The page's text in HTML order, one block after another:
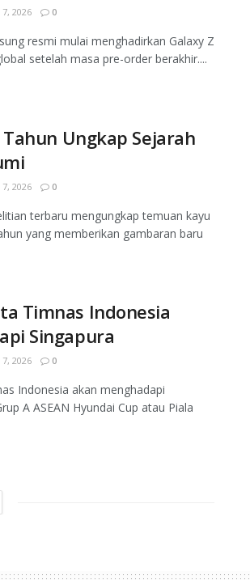
2026 0
resmi mulai menghadirkan Galaxy Z
setelah masa pre-order berakhir....
Tahun Ungkap Sejarah
2026 0
terbaru mengungkap temuan kayu
yang memberikan gambaran baru
Timnas Indonesia
Singapura
2026 0
Indonesia akan menghadapi
A ASEAN Hyundai Cup atau Piala